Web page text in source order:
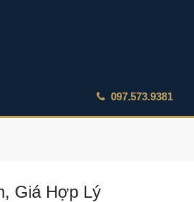
097.573.9381
Giá Hợp Lý